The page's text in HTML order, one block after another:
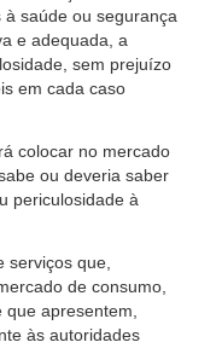
à saúde ou segurança
e adequada, a
sem prejuízo
em cada caso
colocar no mercado
ou deveria saber
periculosidade à
serviços que,
de consumo,
que apresentem,
às autoridades